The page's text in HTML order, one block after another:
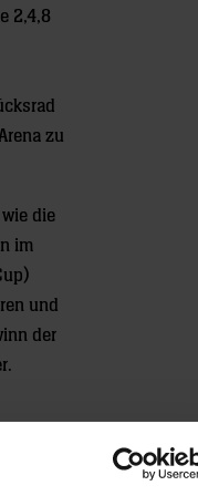
2,4,8
zu
die
im
und
der